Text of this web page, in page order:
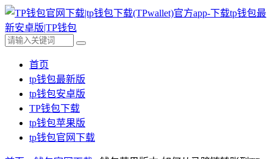
首页
tp钱包最新版
tp钱包安卓版
TP钱包下载
tp钱包苹果版
tp钱包官网下载